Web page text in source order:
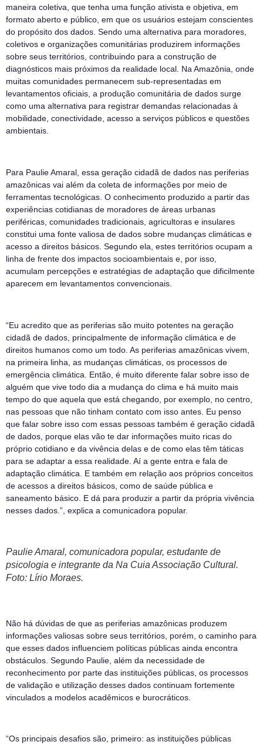
maneira coletiva, que tenha uma função ativista e objetiva, em
formato aberto e público, em que os usuários estejam conscientes
do propósito dos dados. Sendo uma alternativa para moradores,
coletivos e organizações comunitárias produzirem informações
sobre seus territórios, contribuindo para a construção de
diagnósticos mais próximos da realidade local. Na Amazônia, onde
muitas comunidades permanecem sub-representadas em
levantamentos oficiais, a produção comunitária de dados surge
como uma alternativa para registrar demandas relacionadas à
mobilidade, conectividade, acesso a serviços públicos e questões
ambientais.
Para Paulie Amaral, essa geração cidadã de dados nas periferias
amazônicas vai além da coleta de informações por meio de
ferramentas tecnológicas. O conhecimento produzido a partir das
experiências cotidianas de moradores de áreas urbanas
periféricas, comunidades tradicionais, agricultoras e insulares
constitui uma fonte valiosa de dados sobre mudanças climáticas e
acesso a direitos básicos. Segundo ela, estes territórios ocupam a
linha de frente dos impactos socioambientais e, por isso,
acumulam percepções e estratégias de adaptação que dificilmente
aparecem em levantamentos convencionais.
“Eu acredito que as periferias são muito potentes na geração
cidadã de dados, principalmente de informação climática e de
direitos humanos como um todo. As periferias amazônicas vivem,
na primeira linha, as mudanças climáticas, os processos de
emergência climática. Então, é muito diferente falar sobre isso de
alguém que vive todo dia a mudança do clima e há muito mais
tempo do que aquela que está chegando, por exemplo, no centro,
nas pessoas que não tinham contato com isso antes. Eu penso
que falar sobre isso com essas pessoas também é geração cidadã
de dados, porque elas vão te dar informações muito ricas do
próprio cotidiano e da vivência delas e de como elas têm táticas
para se adaptar a essa realidade. Aí a gente entra e fala de
adaptação climática. E também em relação aos próprios conceitos
de acessos a direitos básicos, como de saúde pública e
saneamento básico. E dá para produzir a partir da própria vivência
nesses dados.”, explica a comunicadora popular.
Paulie Amaral, comunicadora popular, estudante de
psicologia e integrante da Na Cuia Associação Cultural.
Foto: Lírio Moraes.
Não há dúvidas de que as periferias amazônicas produzem
informações valiosas sobre seus territórios, porém, o caminho para
que esses dados influenciem políticas públicas ainda encontra
obstáculos. Segundo Paulie, além da necessidade de
reconhecimento por parte das instituições públicas, os processos
de validação e utilização desses dados continuam fortemente
vinculados a modelos acadêmicos e burocráticos.
“Os principais desafios são, primeiro: as instituições públicas